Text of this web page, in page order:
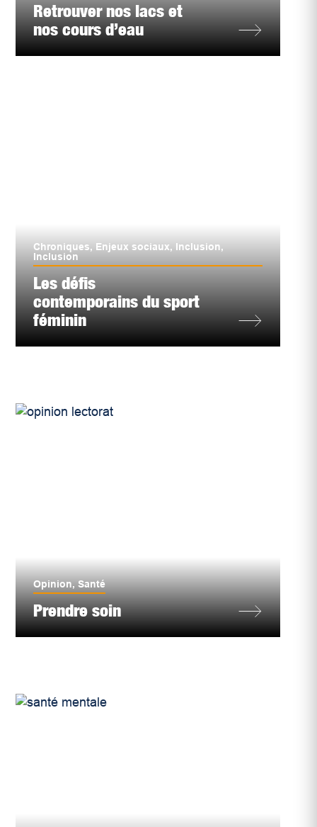
Retrouver nos lacs et
nos cours d’eau
Chroniques, Enjeux sociaux, Inclusion,
Inclusion
Les défis
contemporains du sport
féminin
Opinion,Santé
Prendre soin